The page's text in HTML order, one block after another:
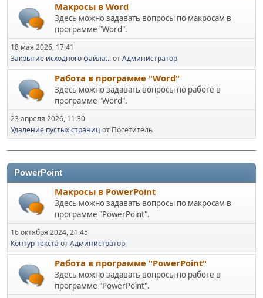
Макросы в Word
Здесь можно задавать вопросы по макросам в
программе "Word".
18 мая 2026, 17:41
Закрытие исходного файла...отАдминистратор
Работа в программе "Word"
Здесь можно задавать вопросы по работе в
программе "Word".
23 апреля 2026, 11:30
Удаление пустых страницот Посетитель
PowerPoint
Макросы в PowerPoint
Здесь можно задавать вопросы по макросам в
программе "PowerPoint".
16 октября 2024, 21:45
Контур текста отАдминистратор
Работа в программе "PowerPoint"
Здесь можно задавать вопросы по работе в
программе "PowerPoint".